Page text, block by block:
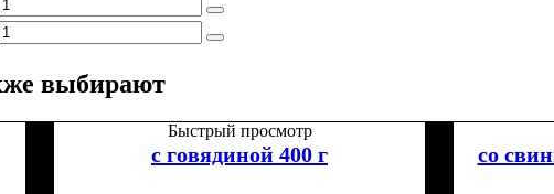
выбирают
Быстрый просмотр
с говядиной 400 г
со